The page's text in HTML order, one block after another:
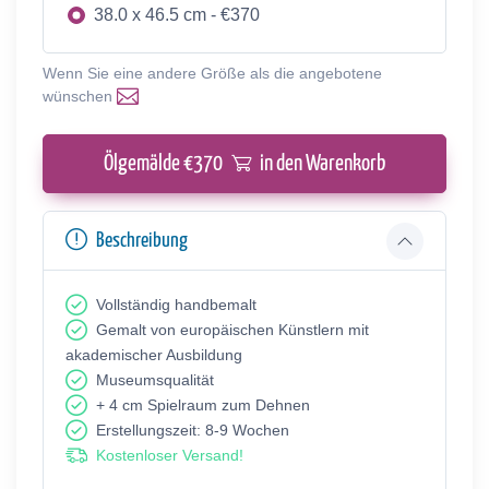
38.0 x 46.5 cm - €370
Wenn Sie eine andere Größe als die angebotene
wünschen
Ölgemälde €370 in den Warenkorb
Beschreibung
Vollständig handbemalt
Gemalt von europäischen Künstlern mit
akademischer Ausbildung
Museumsqualität
+ 4 cm Spielraum zum Dehnen
Erstellungszeit: 8-9 Wochen
Kostenloser Versand!